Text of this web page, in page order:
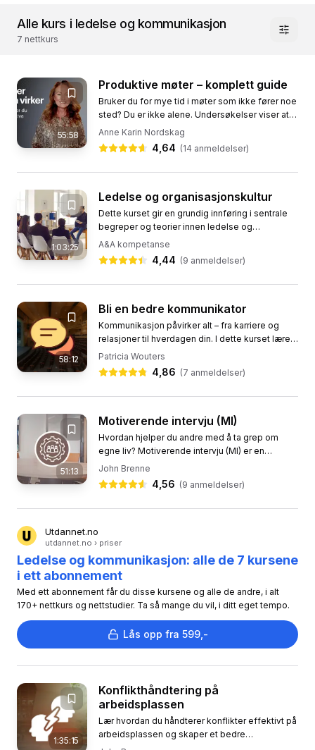
Alle kurs i ledelse og kommunikasjon
7 nettkurs
55:58
Produktive møter – komplett guide
Bruker du for mye tid i møter som ikke fører noe
sted? Du er ikke alene. Undersøkelser viser at
de fleste møter mangler tydelige mål, ender
uten konkrete...
Anne Karin Nordskag
4,64 (14 anmeldelser)
1:03:25
Ledelse og organisasjonskultur
Dette kurset gir en grundig innføring i sentrale
begreper og teorier innen ledelse og
organisasjonskultur. Deltakerne vil utforske
hvordan kultur former...
A&A kompetanse
4,44 (9 anmeldelser)
58:12
Bli en bedre kommunikator
Kommunikasjon påvirker alt – fra karriere og
relasjoner til hverdagen din. I dette kurset lærer
du hvordan du formidler budskapet ditt tydelig,
skaper tillit...
Patricia Wouters
4,86 (7 anmeldelser)
51:13
Motiverende intervju (MI)
Hvordan hjelper du andre med å ta grep om
egne liv? Motiverende intervju (MI) er en
vitenskapelig basert metode som hjelper deg å
fremme positiv adferdsendring...
John Brenne
4,56 (9 anmeldelser)
Utdannet.no
utdannet.no › priser
Ledelse og kommunikasjon: alle de 7 kursene
i ett abonnement
Med ett abonnement får du disse kursene og alle de andre, i alt
170+ nettkurs og nettstudier. Ta så mange du vil, i ditt eget tempo.
Lås opp fra 599,-
1:35:15
Konflikthåndtering på
arbeidsplassen
Lær hvordan du håndterer konflikter effektivt på
arbeidsplassen og skaper et bedre
arbeidsmiljø. I dette kurset får du innsikt i